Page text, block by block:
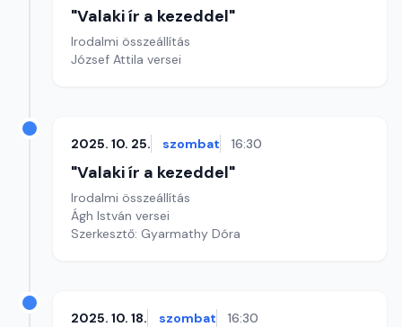
"Valaki ír a kezeddel"
Irodalmi összeállítás
József Attila versei
2025. 10. 25. szombat 16:30
"Valaki ír a kezeddel"
Irodalmi összeállítás
Ágh István versei
Szerkesztő: Gyarmathy Dóra
2025. 10. 18. szombat 16:30